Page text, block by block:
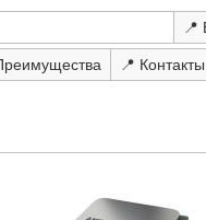
📍
📍